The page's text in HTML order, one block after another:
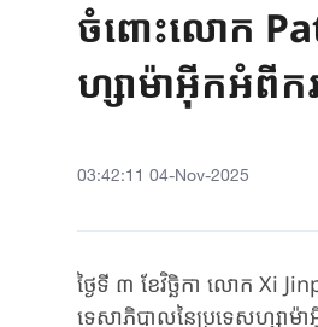
ចំពោះ​លោក​
ហ្សាម៉ាអ៊ីកអំពី
03:42:11 04-Nov-2025
ថ្ងៃទី ៣ ខែវិច្ឆិកា​ ​លោក​ ​Xi
ទេសាភិបាល​នៃប្រទេស​ហ្សាម៉